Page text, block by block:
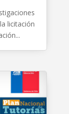
licitación